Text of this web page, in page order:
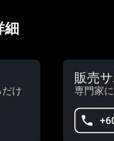
細
け
販売
専門家